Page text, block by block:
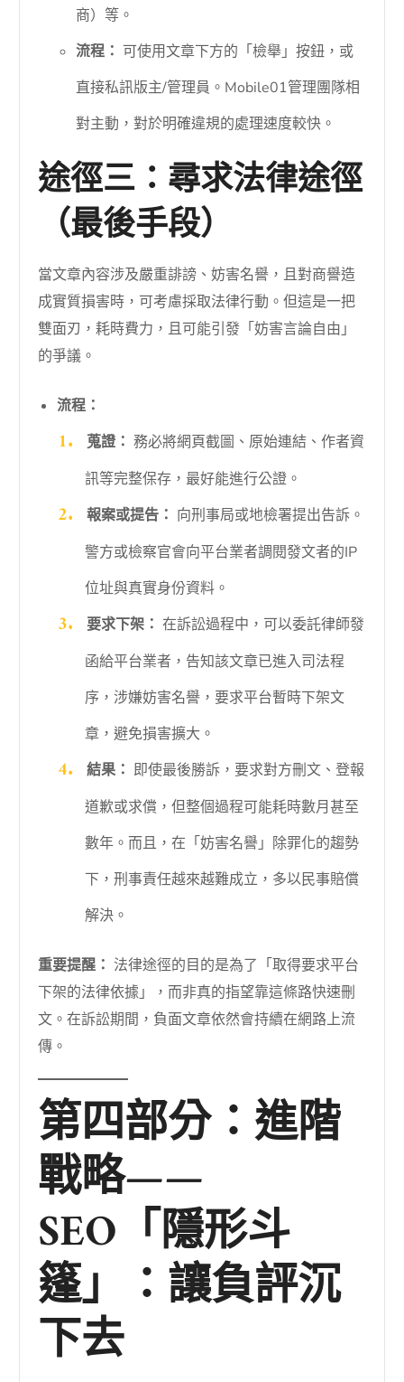
商）等。
流程： 可使用文章下方的「檢舉」按鈕，或
直接私訊版主/管理員。Mobile01管理團隊相
對主動，對於明確違規的處理速度較快。
途徑三：尋求法律途徑
（最後手段）
當文章內容涉及嚴重誹謗、妨害名譽，且對商譽造
成實質損害時，可考慮採取法律行動。但這是一把
雙面刃，耗時費力，且可能引發「妨害言論自由」
的爭議。
流程：
蒐證： 務必將網頁截圖、原始連結、作者資
訊等完整保存，最好能進行公證。
報案或提告： 向刑事局或地檢署提出告訴。
警方或檢察官會向平台業者調閱發文者的IP
位址與真實身份資料。
要求下架： 在訴訟過程中，可以委託律師發
函給平台業者，告知該文章已進入司法程
序，涉嫌妨害名譽，要求平台暫時下架文
章，避免損害擴大。
結果： 即使最後勝訴，要求對方刪文、登報
道歉或求償，但整個過程可能耗時數月甚至
數年。而且，在「妨害名譽」除罪化的趨勢
下，刑事責任越來越難成立，多以民事賠償
解決。
重要提醒： 法律途徑的目的是為了「取得要求平台
下架的法律依據」，而非真的指望靠這條路快速刪
文。在訴訟期間，負面文章依然會持續在網路上流
傳。
第四部分：進階
戰略——
SEO「隱形斗
篷」：讓負評沉
下去